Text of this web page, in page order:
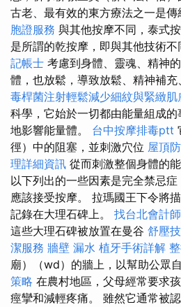
古老、最有效的東方療法之一是傳
胞證服務 與其他按摩不同，泰式
是所謂的乾按摩，即與其他技術不
記帳士 考慮到身體、靈魂、精神
體，也放鬆，導致放鬆、精神補充
毒桿菌注射輕鬆減少細紋與緊緻肌
科學，它始於一切都由能量組成
地影響能量體。 台中按摩排毒ptt
徑）中的阻塞，並刺激穴位 屋頂
理詳細資訊 從而刺激整個身體的
以下列出的一些因素是完全禁忌
應該接受按摩。 拉瑪國王下令將
記錄在大理石碑上。 找台北會計
這些大理石碑被放置在曼谷 舒壓
潔服務 牆壁 漏水 植牙手術詳解
廟）（wd）的牆上，以幫助公眾
策略 在農村地區，父母經常要求
痙攣和減輕疼痛。 雖然它通常被